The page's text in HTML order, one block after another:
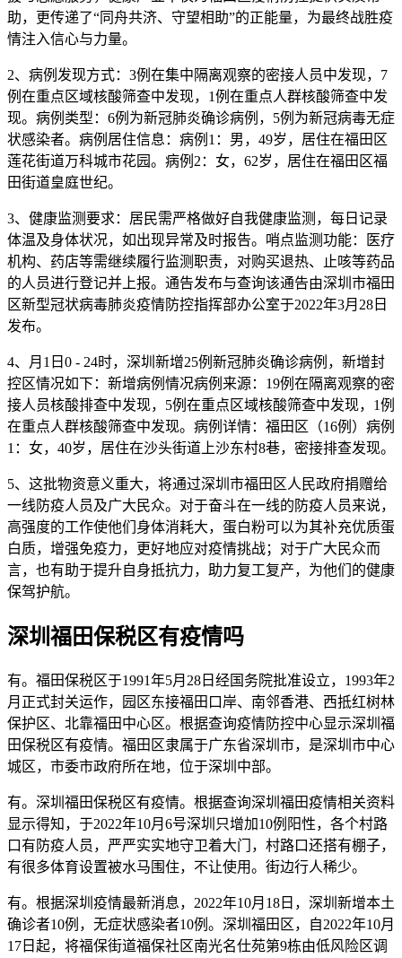
助，更传递了“同舟共济、守望相助”的正能量，为最终战胜疫
情注入信心与力量。
2、病例发现方式：3例在集中隔离观察的密接人员中发现，7
例在重点区域核酸筛查中发现，1例在重点人群核酸筛查中发
现。病例类型：6例为新冠肺炎确诊病例，5例为新冠病毒无症
状感染者。病例居住信息：病例1：男，49岁，居住在福田区
莲花街道万科城市花园。病例2：女，62岁，居住在福田区福
田街道皇庭世纪。
3、健康监测要求：居民需严格做好自我健康监测，每日记录
体温及身体状况，如出现异常及时报告。哨点监测功能：医疗
机构、药店等需继续履行监测职责，对购买退热、止咳等药品
的人员进行登记并上报。通告发布与查询该通告由深圳市福田
区新型冠状病毒肺炎疫情防控指挥部办公室于2022年3月28日
发布。
4、月1日0 - 24时，深圳新增25例新冠肺炎确诊病例，新增封
控区情况如下：新增病例情况病例来源：19例在隔离观察的密
接人员核酸排查中发现，5例在重点区域核酸筛查中发现，1例
在重点人群核酸筛查中发现。病例详情：福田区（16例）病例
1：女，40岁，居住在沙头街道上沙东村8巷，密接排查发现。
5、这批物资意义重大，将通过深圳市福田区人民政府捐赠给
一线防疫人员及广大民众。对于奋斗在一线的防疫人员来说，
高强度的工作使他们身体消耗大，蛋白粉可以为其补充优质蛋
白质，增强免疫力，更好地应对疫情挑战；对于广大民众而
言，也有助于提升自身抵抗力，助力复工复产，为他们的健康
保驾护航。
深圳福田保税区有疫情吗
有。福田保税区于1991年5月28日经国务院批准设立，1993年2
月正式封关运作，园区东接福田口岸、南邻香港、西抵红树林
保护区、北靠福田中心区。根据查询疫情防控中心显示深圳福
田保税区有疫情。福田区隶属于广东省深圳市，是深圳市中心
城区，市委市政府所在地，位于深圳中部。
有。深圳福田保税区有疫情。根据查询深圳福田疫情相关资料
显示得知，于2022年10月6号深圳只增加10例阳性，各个村路
口有防疫人员，严严实实地守卫着大门，村路口还搭有棚子，
有很多体育设置被水马围住，不让使用。街边行人稀少。
有。根据深圳疫情最新消息，2022年10月18日，深圳新增本土
确诊者10例，无症状感染者10例。深圳福田区，自2022年10月
17日起，将福保街道福保社区南光名仕苑第9栋由低风险区调